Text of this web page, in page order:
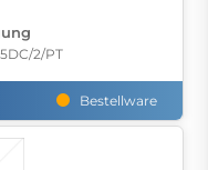
2/PT
Bestellware